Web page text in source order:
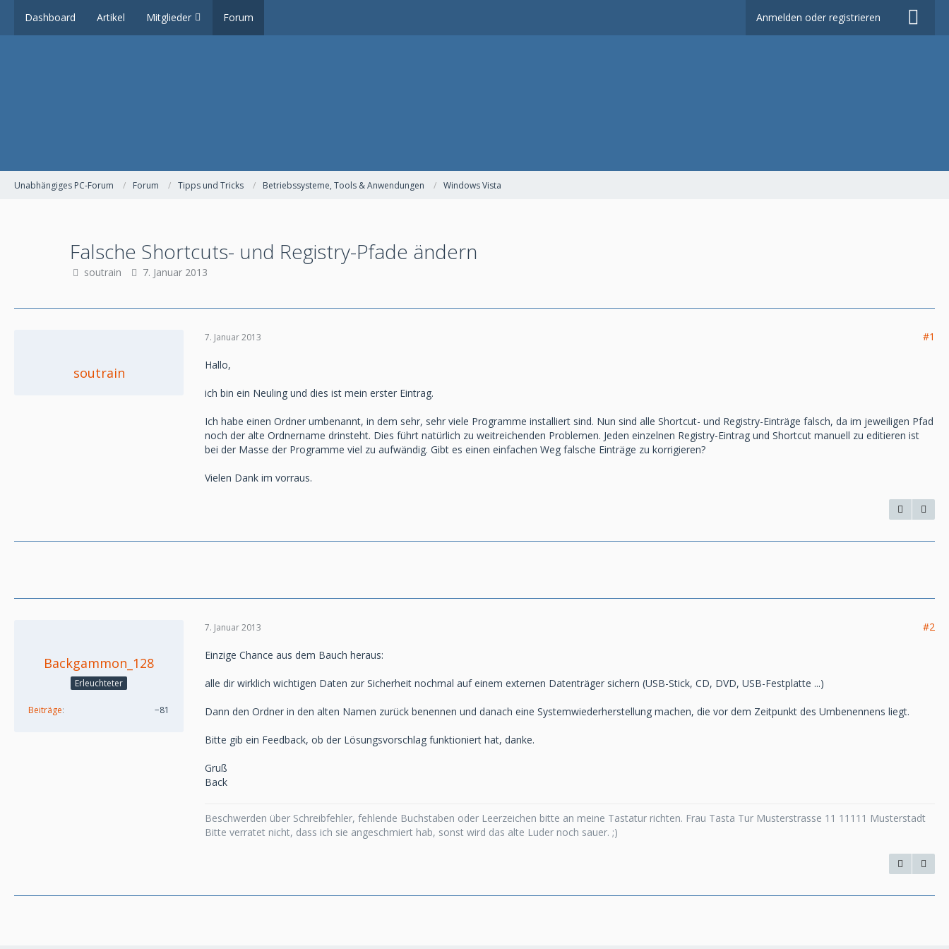
Dashboard Artikel Mitglieder Forum Anmelden oder registrieren
Unabhängiges PC-Forum Forum Tipps und Tricks Betriebssysteme, Tools & Anwendungen Windows Vista
Falsche Shortcuts- und Registry-Pfade ändern
soutrain 7. Januar 2013
soutrain
7. Januar 2013 #1
Hallo,
ich bin ein Neuling und dies ist mein erster Eintrag.
Ich habe einen Ordner umbenannt, in dem sehr, sehr viele Programme installiert sind. Nun sind alle Shortcut- und Registry-Einträge falsch, da im jeweiligen Pfad
noch der alte Ordnername drinsteht. Dies führt natürlich zu weitreichenden Problemen. Jeden einzelnen Registry-Eintrag und Shortcut manuell zu editieren ist
bei der Masse der Programme viel zu aufwändig. Gibt es einen einfachen Weg falsche Einträge zu korrigieren?
Vielen Dank im vorraus.
Backgammon_128
Erleuchteter
Beiträge −81
7. Januar 2013 #2
Einzige Chance aus dem Bauch heraus:
alle dir wirklich wichtigen Daten zur Sicherheit nochmal auf einem externen Datenträger sichern (USB-Stick, CD, DVD, USB-Festplatte ...)
Dann den Ordner in den alten Namen zurück benennen und danach eine Systemwiederherstellung machen, die vor dem Zeitpunkt des Umbenennens liegt.
Bitte gib ein Feedback, ob der Lösungsvorschlag funktioniert hat, danke.
Gruß
Back
Beschwerden über Schreibfehler, fehlende Buchstaben oder Leerzeichen bitte an meine Tastatur richten. Frau Tasta Tur Musterstrasse 11 11111 Musterstadt
Bitte verratet nicht, dass ich sie angeschmiert hab, sonst wird das alte Luder noch sauer. ;)